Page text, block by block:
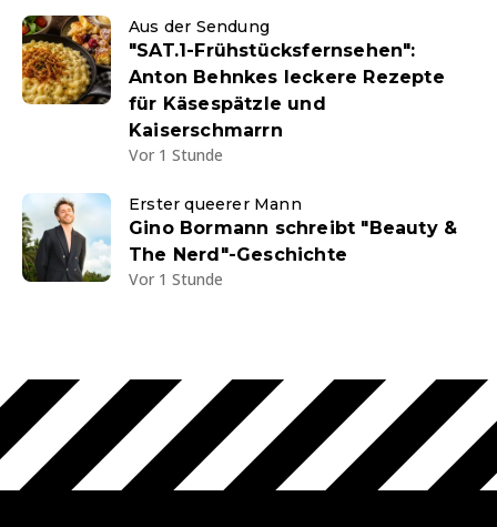
Aus der Sendung
"SAT.1-Frühstücksfernsehen":
Anton Behnkes leckere Rezepte
für Käsespätzle und
Kaiserschmarrn
Vor 1 Stunde
Erster queerer Mann
Gino Bormann schreibt "Beauty &
The Nerd"-Geschichte
Vor 1 Stunde